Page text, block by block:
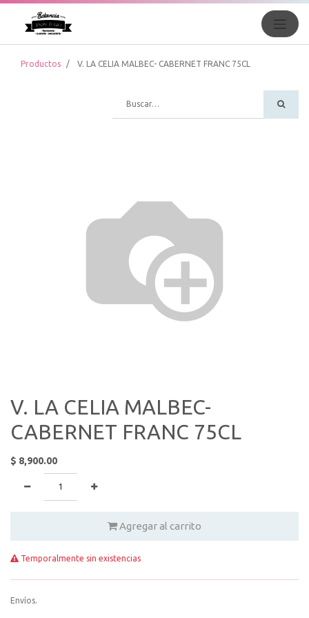
Productos V. LA CELIA MALBEC- CABERNET FRANC 75CL
V. LA CELIA MALBEC-
CABERNET FRANC 75CL
$ 8,900.00
Agregar al carrito
Temporalmente sin existencias
Envíos.